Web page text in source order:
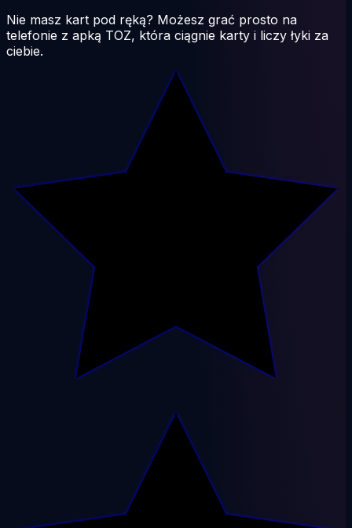
Nie masz kart pod ręką? Możesz grać prosto na
telefonie z apką TOZ, która ciągnie karty i liczy łyki za
ciebie.